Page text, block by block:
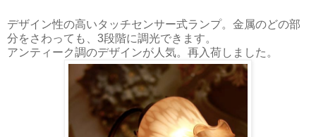
デザイン性の高いタッチセンサー式ランプ。金属のどの部
分をさわっても、3段階に調光できます。
アンティーク調のデザインが人気。再入荷しました。